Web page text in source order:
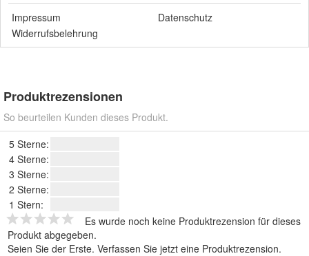
Impressum
Datenschutz
Widerrufsbelehrung
Produktrezensionen
So beurteilen Kunden dieses Produkt.
5 Sterne:
4 Sterne:
3 Sterne:
2 Sterne:
1 Stern:
Es wurde noch keine Produktrezension für dieses
Produkt abgegeben.
Seien Sie der Erste. Verfassen Sie jetzt eine Produktrezension.